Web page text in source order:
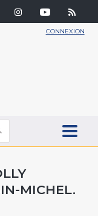
CONNEXION
MICHEL.